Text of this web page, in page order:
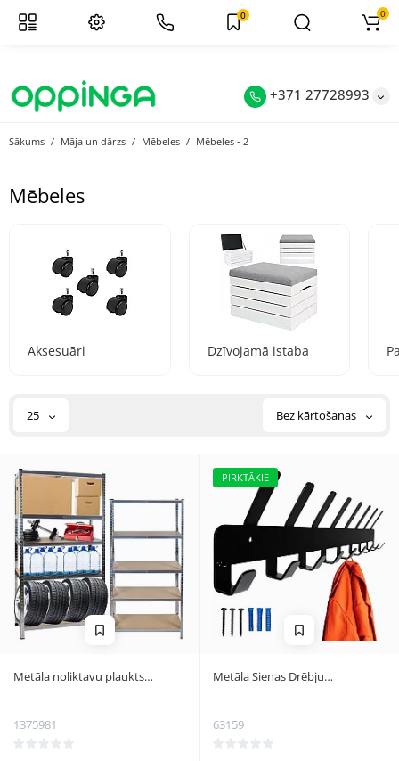
+371 27728993
0 0
Sākums Māja un dārzs Mēbeles Mēbeles - 2
Mēbeles
Aksesuāri Dzīvojamā istaba
25 Bez kārtošanas
Metāla noliktavu plaukts
1375981
PIRKTĀKIE
Metāla Sienas Drēbju
63159